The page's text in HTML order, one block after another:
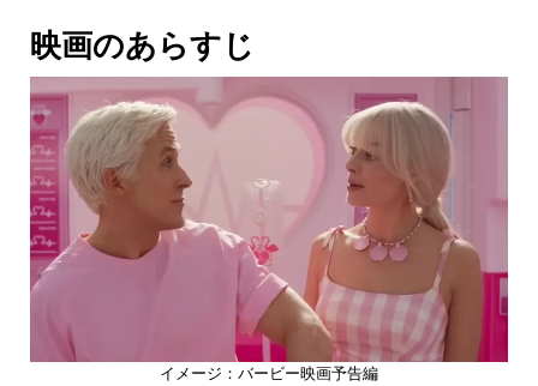
映画のあらすじ
イメージ：バービー映画予告編